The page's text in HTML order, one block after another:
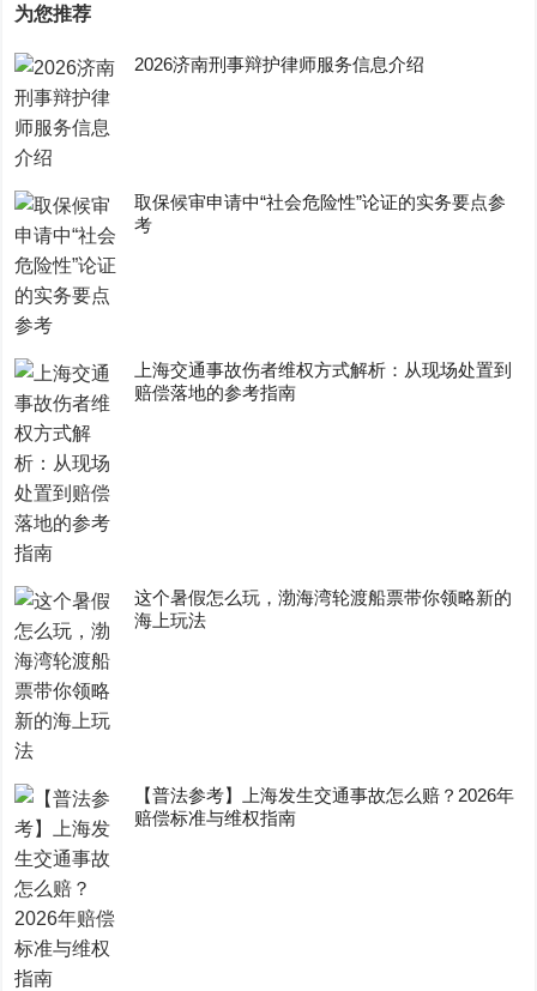
为您推荐
2026济南刑事辩护律师服务信息介绍
取保候审申请中“社会危险性”论证的实务要点参
考
上海交通事故伤者维权方式解析：从现场处置到
赔偿落地的参考指南
这个暑假怎么玩，渤海湾轮渡船票带你领略新的
海上玩法
【普法参考】上海发生交通事故怎么赔？2026年
赔偿标准与维权指南